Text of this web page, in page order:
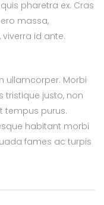
pharetra ex. Cras
massa,
id ante.
ullamcorper. Morbi
tristique justo, non
tempus purus.
habitant morbi
fames ac turpis